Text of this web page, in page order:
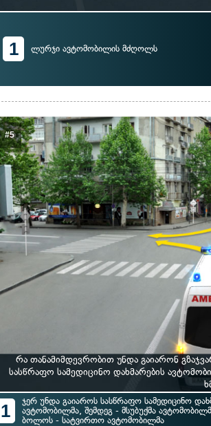
1 ლურჯი ავტომობილის მძღოლს
#5
რა თანამიმდევრობით უნდა გაიარონ
სასწრაფო სამედიცინო დახმარების
1
ჯერ უნდა გაიაროს სასწრაფო სამედიცინო
ავტომობილმა, შემდეგ - მსუბუქმა
ბოლოს - სატვირთო ავტომობილმა